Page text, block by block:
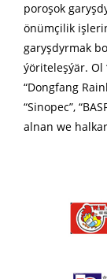
poroşok
önümçilik
garyşdyrmak
ýöriteleşýär. Ol
“Dongfang
“Sinopec”,
alnan we